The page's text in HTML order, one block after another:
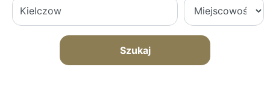
Szukaj